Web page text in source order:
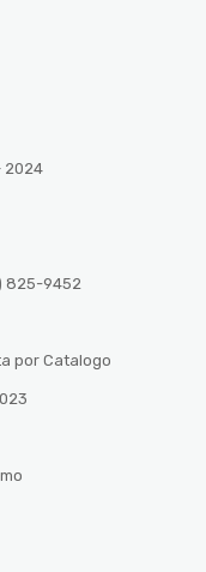
2024
825-9452
por Catalogo